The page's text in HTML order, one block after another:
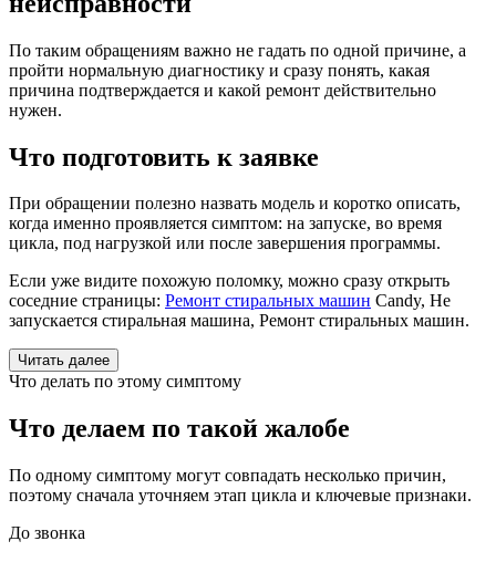
По таким обращениям важно не гадать по одной причине, а
пройти нормальную диагностику и сразу понять, какая
причина подтверждается и какой ремонт действительно
нужен.
Что подготовить к заявке
При обращении полезно назвать модель и коротко описать,
когда именно проявляется симптом: на запуске, во время
цикла, под нагрузкой или после завершения программы.
Если уже видите похожую поломку, можно сразу открыть
соседние страницы: Ремонт стиральных машин Candy, Не
запускается стиральная машина, Ремонт стиральных машин.
Читать далее
Что делать по этому симптому
Что делаем по такой жалобе
По одному симптому могут совпадать несколько причин,
поэтому сначала уточняем этап цикла и ключевые признаки.
До звонка